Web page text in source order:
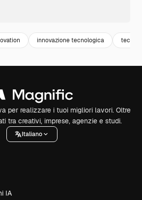
innovazione tecnologica
per realizzare i tuoi migliori lavori. Oltre
tra creativi, imprese, agenzie e studi.
Italiano
IA